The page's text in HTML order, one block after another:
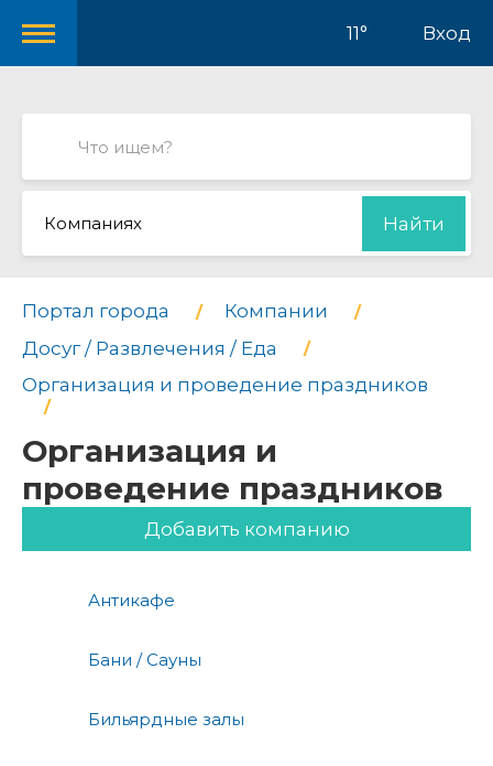
11° Вход
Компаниях Найти
Портал города
Компании
Досуг / Развлечения / Еда
Организация и проведение праздников
Организация и
проведение праздников
Добавить компанию
Антикафе
Бани / Сауны
Бильярдные залы